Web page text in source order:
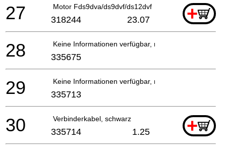
Motor Fds9dva/ds9dvf/ds12dvf +
27 318244 23.07
Keine Informationen verfügbar, nicht bestellbar
28 335675
Keine Informationen verfügbar, nicht bestellbar
29 335713
Verbinderkabel, schwarz +
30 335714 1.25